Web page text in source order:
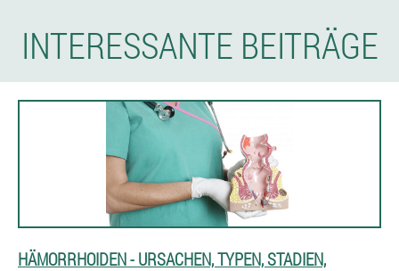
INTERESSANTE BEITRÄGE
HÄMORRHOIDEN - URSACHEN, TYPEN, STADIEN,